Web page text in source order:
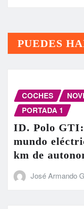
PUEDES
COCHES
PORTADA 1
ID. Polo
mundo
km de
José Armando